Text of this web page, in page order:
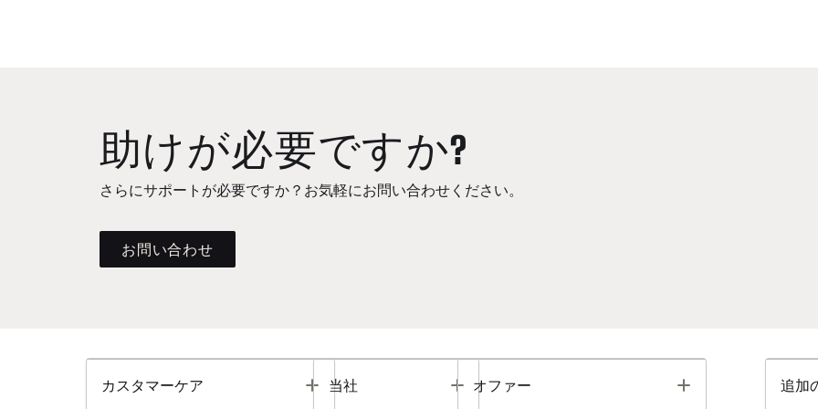
助けが必要ですか?
さらにサポートが必要ですか？お気軽にお問い合わせください。
お問い合わせ
カスタマーケア Toggle
当社 Toggle
オファー Toggle 追加